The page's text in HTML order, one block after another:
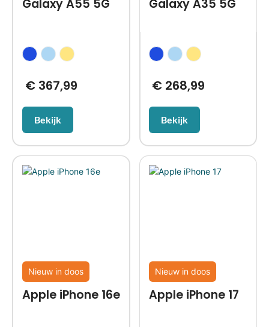
Galaxy A55 5G
€367,99
Bekijk
Galaxy A35 5G
€ 268,99
Bekijk
Nieuw in doos
Apple iPhone 16e
Nieuw in doos
Apple iPhone 17